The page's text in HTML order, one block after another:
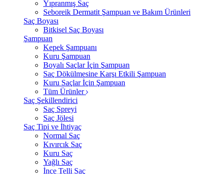
Yıpranmış Saç
Seboreik Dermatit Şampuan ve Bakım Ürünleri
Saç Boyası
Bitkisel Saç Boyası
Şampuan
Kepek Şampuanı
Kuru Şampuan
Boyalı Saçlar İçin Şampuan
Saç Dökülmesine Karşı Etkili Şampuan
Kuru Saçlar İçin Şampuan
Tüm Ürünler
Saç Şekillendirici
Saç Spreyi
Saç Jölesi
Saç Tipi ve İhtiyaç
Normal Saç
Kıvırcık Saç
Kuru Saç
Yağlı Saç
İnce Telli Saç